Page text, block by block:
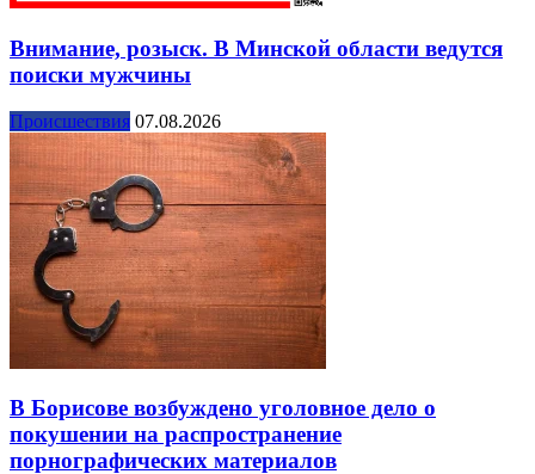
Внимание, розыск. В Минской области ведутся
поиски мужчины
Происшествия 07.08.2026
В Борисове возбуждено уголовное дело о
покушении на распространение
порнографических материалов